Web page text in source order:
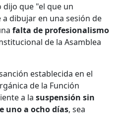
dijo que "el que un
dibujar en una sesión de
falta de profesionalismo
de la Asamblea
establecida en el
de la Función
a lasuspensión sin
uno a ocho días, sea